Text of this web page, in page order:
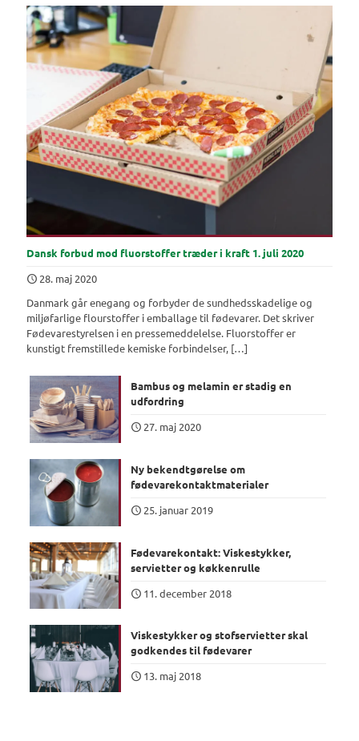
Dansk forbud mod fluorstoffer træder i kraft 1. juli 2020
28. maj 2020
Danmark går enegang og forbyder de sundhedsskadelige og
miljøfarlige flourstoffer i emballage til fødevarer. Det skriver
Fødevarestyrelsen i en pressemeddelelse. Fluorstoffer er
kunstigt fremstillede kemiske forbindelser, […]
Bambus og melamin er stadig en
udfordring
27. maj 2020
Ny bekendtgørelse om
fødevarekontaktmaterialer
25. januar 2019
Fødevarekontakt: Viskestykker,
servietter og køkkenrulle
11. december 2018
Viskestykker og stofservietter skal
godkendes til fødevarer
13. maj 2018